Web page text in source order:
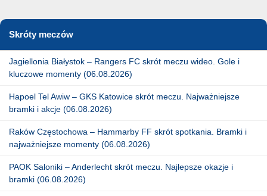
Skróty meczów
Jagiellonia Białystok – Rangers FC skrót meczu wideo. Gole i
kluczowe momenty (06.08.2026)
Hapoel Tel Awiw – GKS Katowice skrót meczu. Najważniejsze
bramki i akcje (06.08.2026)
Raków Częstochowa – Hammarby FF skrót spotkania. Bramki i
najważniejsze momenty (06.08.2026)
PAOK Saloniki – Anderlecht skrót meczu. Najlepsze okazje i
bramki (06.08.2026)